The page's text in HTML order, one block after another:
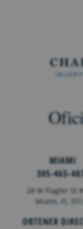
MIAMI
305-465-
28 W Flagler St
Miami, FL
OBTENER